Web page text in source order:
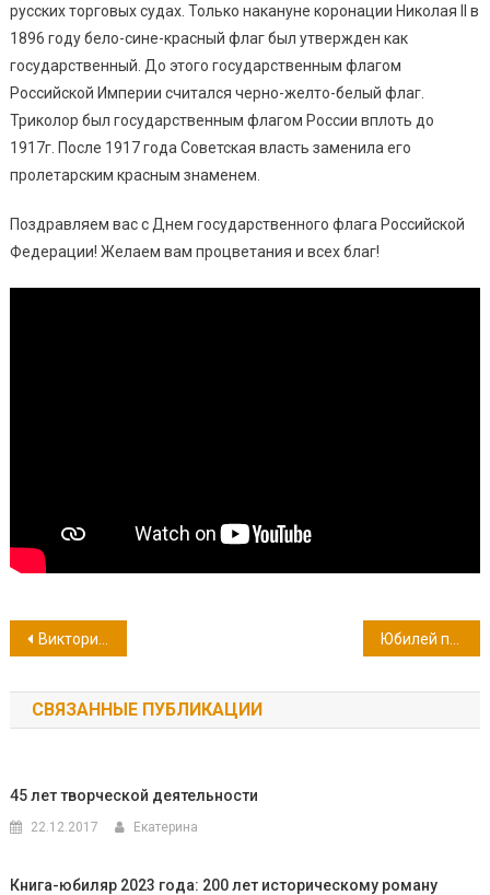
русских торговых судах. Только накануне коронации Николая II в
1896 году бело-сине-красный флаг был утвержден как
государственный. До этого государственным флагом
Российской Империи считался черно-желто-белый флаг.
Триколор был государственным флагом России вплоть до
1917г. После 1917 года Советская власть заменила его
пролетарским красным знаменем.
Поздравляем вас с Днем государственного флага Российской
Федерации! Желаем вам процветания и всех благ!
Навигация
по
записям
Викторина «Тем, кто в тельняшке, никакие тяготы не тяжки»
СВЯЗАННЫЕ ПУБЛИКАЦИИ
45 лет творческой деятельности
22.12.2017 Екатерина
Книга-юбиляр 2023 года: 200 лет историческому роману